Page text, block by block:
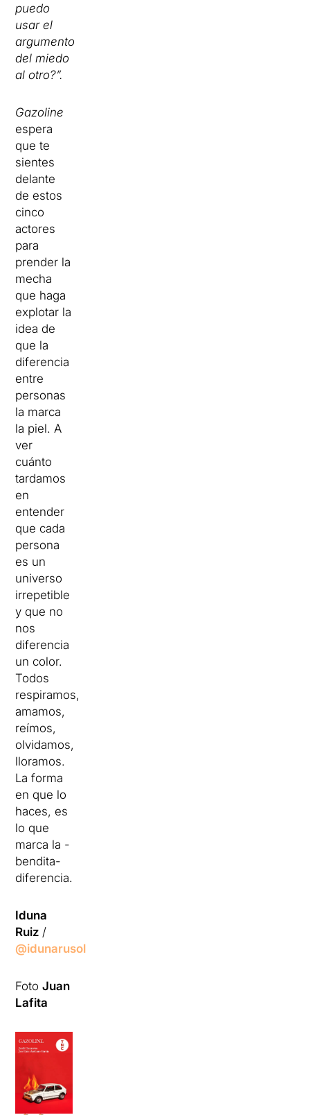
puedo
usar el
argumento
del miedo
al otro?”.
Gazoline
espera
que te
sientes
delante
de estos
cinco
actores
para
prender la
mecha
que haga
explotar la
idea de
que la
diferencia
entre
personas
la marca
la piel. A
ver
cuánto
tardamos
en
entender
que cada
persona
es un
universo
irrepetible
y que no
nos
diferencia
un color.
Todos
respiramos,
amamos,
reímos,
olvidamos,
lloramos.
La forma
en que lo
haces, es
lo que
marca la -
bendita-
diferencia.
Iduna
Ruiz /
@idunarusol
FotoJuan
Lafita